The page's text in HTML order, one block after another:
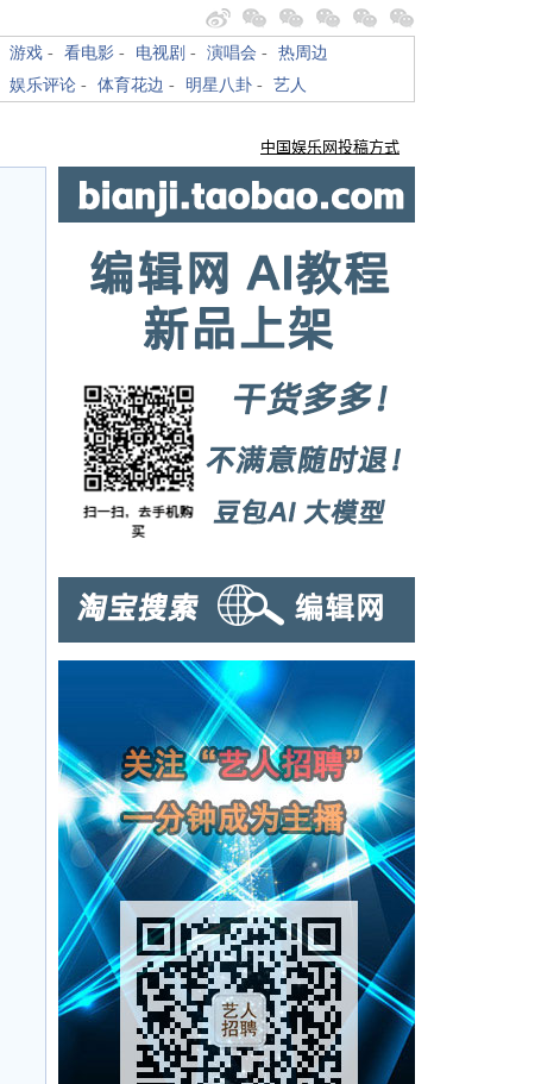
游戏 - 看电影 - 电视剧 - 演唱会 - 热周边
娱乐评论 - 体育花边 - 明星八卦 - 艺人